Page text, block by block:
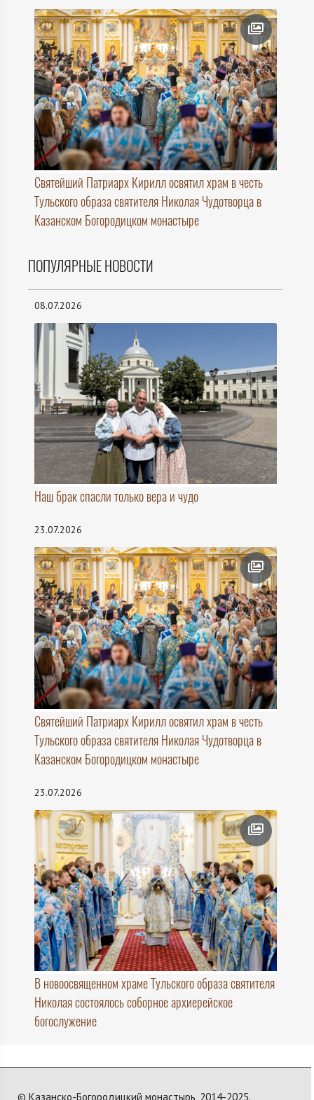
Святейший Патриарх Кирилл освятил храм в честь
Тульского образа святителя Николая Чудотворца в
Казанском Богородицком монастыре
ПОПУЛЯРНЫЕ НОВОСТИ
08.07.2026
Наш брак спасли только вера и чудо
23.07.2026
Святейший Патриарх Кирилл освятил храм в честь
Тульского образа святителя Николая Чудотворца в
Казанском Богородицком монастыре
23.07.2026
В новоосвященном храме Тульского образа святителя
Николая состоялось соборное архиерейское
богослужение
© Казанско-Богородицкий монастырь, 2014-2025.